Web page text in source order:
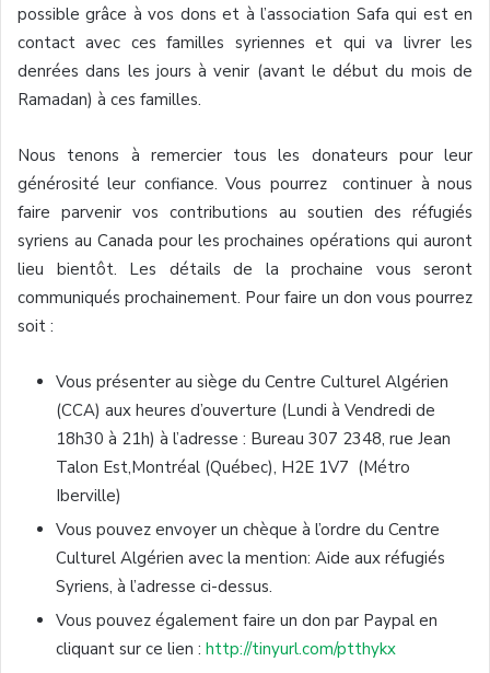
possible grâce à vos dons et à l’association Safa qui est en
contact avec ces familles syriennes et qui va livrer les
denrées dans les jours à venir (avant le début du mois de
Ramadan) à ces familles.
Nous tenons à remercier tous les donateurs pour leur
générosité leur confiance. Vous pourrez continuer à nous
faire parvenir vos contributions au soutien des réfugiés
syriens au Canada pour les prochaines opérations qui auront
lieu bientôt. Les détails de la prochaine vous seront
communiqués prochainement. Pour faire un don vous pourrez
soit :
Vous présenter au siège du Centre Culturel Algérien
(CCA) aux heures d’ouverture (Lundi à Vendredi de
18h30 à 21h) à l’adresse : Bureau 307 2348, rue Jean
Talon Est,Montréal (Québec), H2E 1V7 (Métro
Iberville)
Vous pouvez envoyer un chèque à l’ordre du Centre
Culturel Algérien avec la mention: Aide aux réfugiés
Syriens, à l’adresse ci-dessus.
Vous pouvez également faire un don par Paypal en
cliquant sur ce lien : http://tinyurl.com/ptthykx